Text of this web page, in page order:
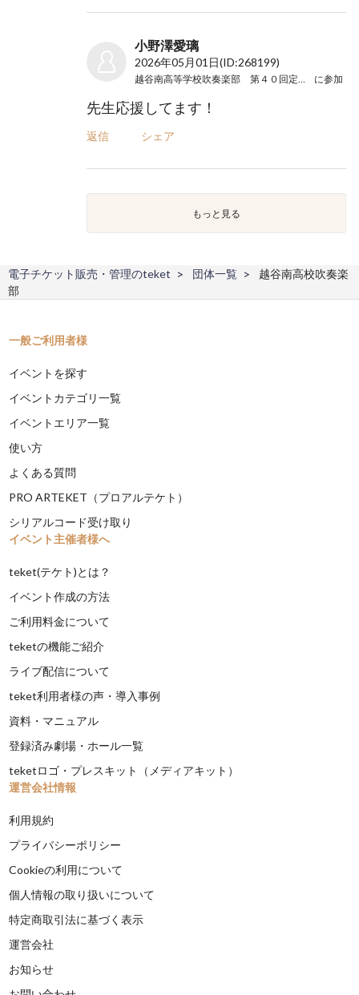
小野澤愛璃
2026年05月01日(ID:268199)
に参加
先生応援してます！
返信 シェア
もっと見る
電子チケット販売・管理のteket 団体一覧
越谷南高校吹奏楽
部
一般ご利用者様
イベントを探す
イベントカテゴリ一覧
イベントエリア一覧
使い方
よくある質問
PRO ARTEKET（プロアルテケト）
シリアルコード受け取り
イベント主催者様へ
teket(テケト)とは？
イベント作成の方法
ご利用料金について
teketの機能ご紹介
ライブ配信について
teket利用者様の声・導入事例
資料・マニュアル
登録済み劇場・ホール一覧
teketロゴ・プレスキット（メディアキット）
運営会社情報
利用規約
プライバシーポリシー
Cookieの利用について
個人情報の取り扱いについて
特定商取引法に基づく表示
運営会社
お知らせ